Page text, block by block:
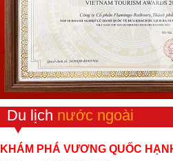
Du lịch nước ngoài
KHÁM PHÁ VƯƠNG QUỐC